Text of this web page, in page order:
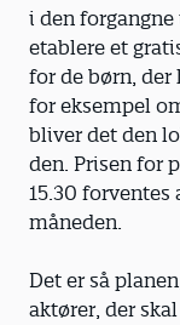
i den
etablere et
for de børn, der
for eksempel
bliver det den
den. Prisen for
15.30
måneden.
Det er så
aktører, der